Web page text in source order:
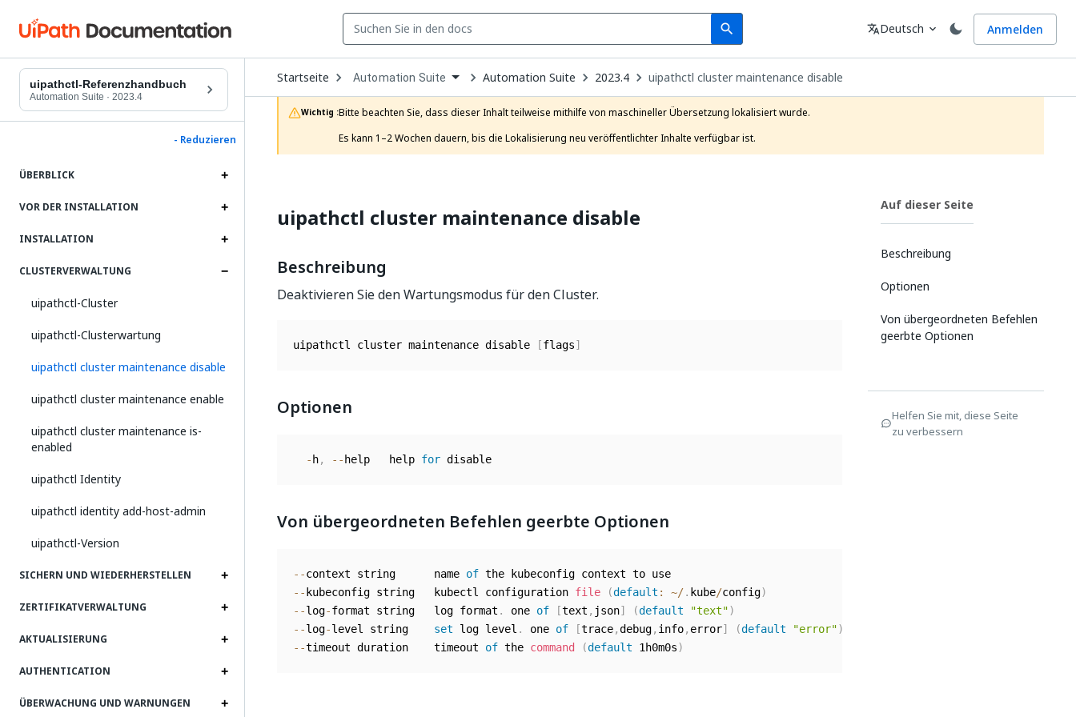
search
Search Sprache
translateDeutsch expand_more Anmelden
uipathctl-Referenzhandbuch
Automation Suite · 2023.4
- Reduzieren
ÜBERBLICK
VOR DER INSTALLATION
INSTALLATION
CLUSTERVERWALTUNG
uipathctl-Cluster
uipathctl-Clusterwartung
uipathctl cluster maintenance disable
uipathctl cluster maintenance enable
uipathctl cluster maintenance is-
enabled
uipathctl Identity
uipathctl identity add-host-admin
uipathctl-Version
SICHERN UND WIEDERHERSTELLEN
ZERTIFIKATVERWALTUNG
AKTUALISIERUNG
AUTHENTICATION
ÜBERWACHUNG UND WARNUNGEN
Startseite Open
Dropdown
to
choose
product
Automation Suite Automation Suite 2023.4 uipathctl cluster maintenance disable
Wichtig :Bitte beachten Sie, dass dieser Inhalt teilweise mithilfe von maschineller Übersetzung lokalisiert wurde.
Es kann 1–2 Wochen dauern, bis die Lokalisierung neu veröffentlichter Inhalte verfügbar ist.
uipathctl cluster maintenance disable
Beschreibung
Deaktivieren Sie den Wartungsmodus für den Cluster.
uipathctl cluster maintenance disable [flags]
Optionen
- h, -- help   help for disable
Von übergeordneten Befehlen geerbte Optionen
--context string      name of
-- kubeconfig string   kubectl configuration file (default : ~/. kube/config)
--log-format string   log format . one of [text , json] (default "text")
--log-level string set log level . one of [trace,debug, info, error] (default "error")
--timeout duration    timeout of the command (default 1h0m0s)
Auf dieser Seite
Beschreibung
Optionen
Von übergeordneten Befehlen
geerbte Optionen
Helfen Sie mit, diese Seite
zu verbessern